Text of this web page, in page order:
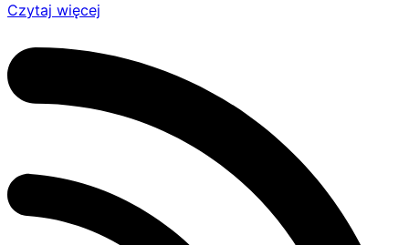
Czytaj więcej